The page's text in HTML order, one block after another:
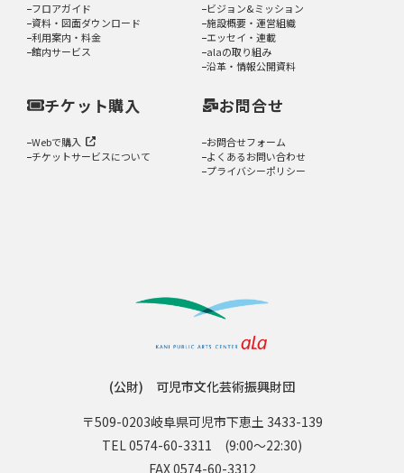
フロアガイド
資料・図面ダウンロード
利用案内・料金
館内サービス
ビジョン&ミッション
施設概要・運営組織
エッセイ・連載
alaの取り組み
沿革・情報公開資料
チケット購入
Webで購入
チケットサービスについて
お問合せ
お問合せフォーム
よくあるお問い合わせ
プライバシーポリシー
(公財) 可児市文化芸術振興財団
〒509-0203岐阜県可児市下恵土 3433-139
TEL 0574-60-3311 (9:00〜22:30)
FAX 0574-60-3312